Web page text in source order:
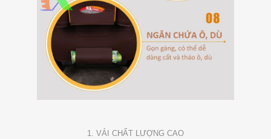
1. VẢI CHẤT LƯỢNG CAO